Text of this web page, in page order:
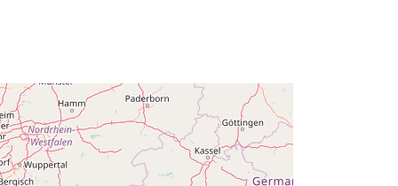
Q35883#ID
http://data.europa.eu/88u/dataset/q3
5883-id